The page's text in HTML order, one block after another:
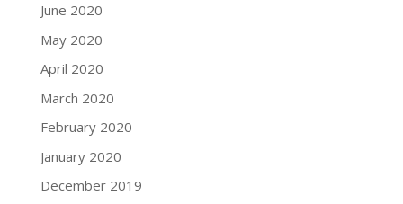
June 2020
May 2020
April 2020
March 2020
February 2020
January 2020
December 2019